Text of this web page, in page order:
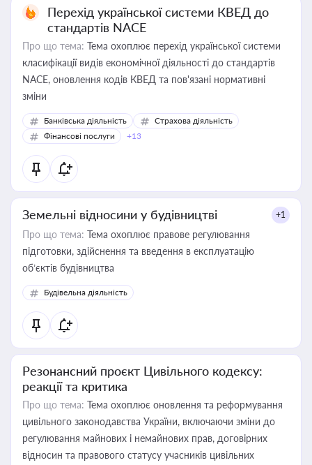
Перехід української системи КВЕД до
стандартів NACE
Про що тема: Тема охоплює перехід української системи
класифікації видів економічної діяльності до стандартів
NACE, оновлення кодів КВЕД та пов'язані нормативні
зміни
Банківська діяльність
Страхова діяльність
Фінансові послуги
+13
Земельні відносини у будівництві +1
Про що тема: Тема охоплює правове регулювання
підготовки, здійснення та введення в експлуатацію
об’єктів будівництва
Будівельна діяльність
Резонансний проєкт Цивільного кодексу:
реакції та критика
Про що тема: Тема охоплює оновлення та реформування
цивільного законодавства України, включаючи зміни до
регулювання майнових і немайнових прав, договірних
відносин та правового статусу учасників цивільних